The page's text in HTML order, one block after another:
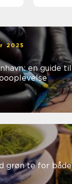
2025
en guide
grøn te for